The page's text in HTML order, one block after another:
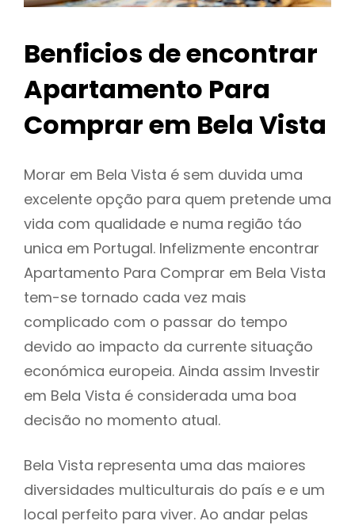
Benficios de encontrar
Apartamento Para
Comprar em Bela Vista
Morar em Bela Vista é sem duvida uma
excelente opção para quem pretende uma
vida com qualidade e numa região táo
unica em Portugal. Infelizmente encontrar
Apartamento Para Comprar em Bela Vista
tem-se tornado cada vez mais
complicado com o passar do tempo
devido ao impacto da currente situação
económica europeia. Ainda assim Investir
em Bela Vista é considerada uma boa
decisão no momento atual.
Bela Vista representa uma das maiores
diversidades multiculturais do país e e um
local perfeito para viver. Ao andar pelas